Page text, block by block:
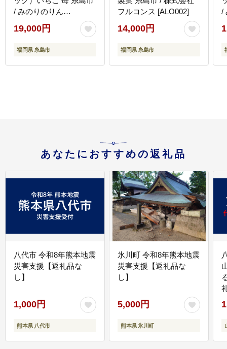
/ みのりのりん
[ABD007]
19,000円
福岡県 糸島市
フルコンス [ALO002]
14,000円
福岡県 糸島市
/
あなたにおすすめの返礼品
八代市 令和8年熊本地震
災害支援【返礼品な
し】
1,000円
熊本県 八代市
氷川町 令和8年熊本地震
災害支援【返礼品な
し】
5,000円
熊本県 氷川町